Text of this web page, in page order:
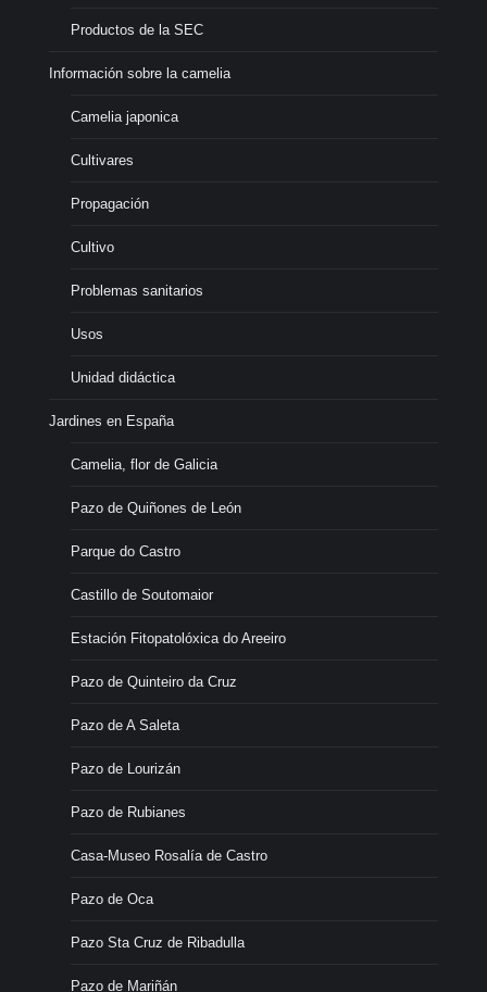
Productos de la SEC
Información sobre la camelia
Camelia japonica
Cultivares
Propagación
Cultivo
Problemas sanitarios
Usos
Unidad didáctica
Jardines en España
Camelia, flor de Galicia
Pazo de Quiñones de León
Parque do Castro
Castillo de Soutomaior
Estación Fitopatolóxica do Areeiro
Pazo de Quinteiro da Cruz
Pazo de A Saleta
Pazo de Lourizán
Pazo de Rubianes
Casa-Museo Rosalía de Castro
Pazo de Oca
Pazo Sta Cruz de Ribadulla
Pazo de Mariñán